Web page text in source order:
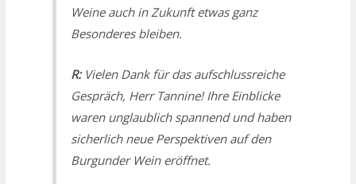
Weine auch in Zukunft etwas ganz
Besonderes bleiben.
R:Vielen Dank für das aufschlussreiche
Gespräch, Herr Tannine! Ihre Einblicke
waren unglaublich spannend und haben
sicherlich neue Perspektiven auf den
Burgunder Wein eröffnet.